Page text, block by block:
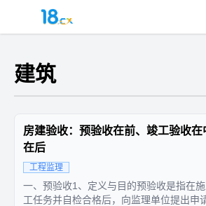
建筑
房建验收：预验收在前、竣工验收
在后
工程监理
一、预验收1、定义与目的预验收是指在
工任务并自检合格后，向监理单位提出申